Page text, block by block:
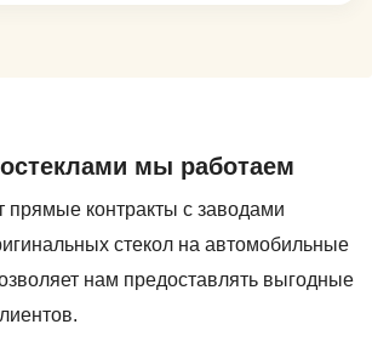
мы работаем
прямые контракты с заводами
стекол на автомобильные
нам предоставлять выгодные